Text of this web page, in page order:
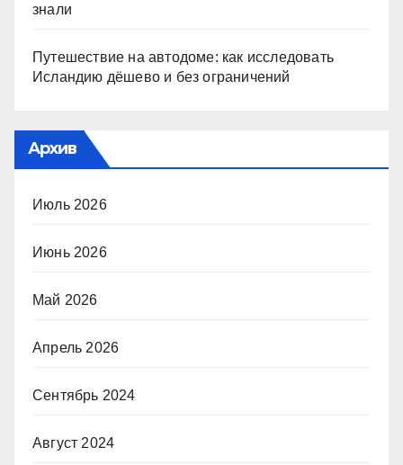
знали
Путешествие на автодоме: как исследовать
Исландию дёшево и без ограничений
Архив
Июль 2026
Июнь 2026
Май 2026
Апрель 2026
Сентябрь 2024
Август 2024